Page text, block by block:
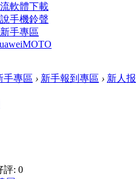
軟體下載
手機鈴聲
新手專區
MOTO
手專區 › 新手報到專區 › 新人
評: 0